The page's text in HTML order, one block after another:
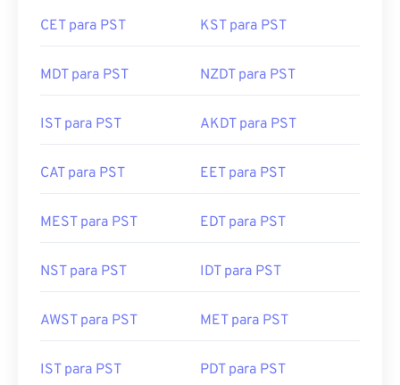
CET para PST KST para PST
MDT para PST NZDT para PST
IST para PST AKDT para PST
CAT para PST EET para PST
MEST para PST EDT para PST
NST para PST IDT para PST
AWST para PST MET para PST
IST para PST PDT para PST